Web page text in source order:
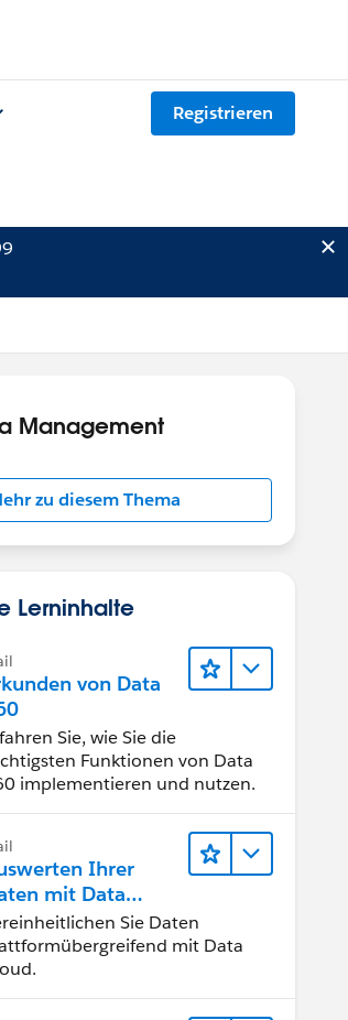
Registrieren
Management
zu diesem Thema
Lerninhalte
von Data
Sie, wie Sie die
Funktionen von Data
implementieren und nutzen.
Ihrer
mit Data
Sie Daten
mit Data